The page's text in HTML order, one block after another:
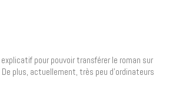
pour pouvoir transférer le roman sur
plus, actuellement, très peu d’ordinateurs